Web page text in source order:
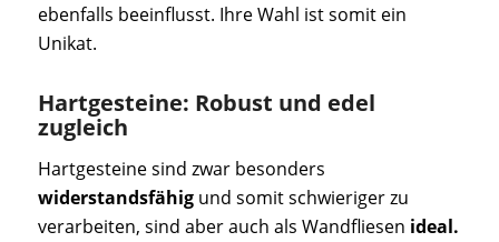
ebenfalls beeinflusst. Ihre Wahl ist somit ein
Unikat.
Hartgesteine: Robust und edel
zugleich
Hartgesteine sind zwar besonders
widerstandsfähigund somit schwieriger zu
verarbeiten, sind aber auch als Wandfliesen ideal.